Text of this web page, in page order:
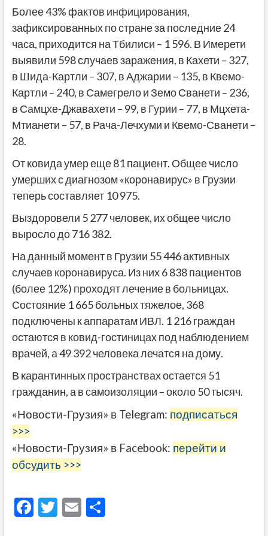
Более 43% фактов инфицирования,
зафиксированных по стране за последние 24
часа, приходится на Тбилиси – 1 596. В Имерети
выявили 598 случаев заражения, в Кахети – 327,
в Шида-Картли – 307, в Аджарии – 135, в Квемо-
Картли – 240, в Самегрело и Земо Сванети – 236,
в Самцхе-Джавахети – 99, в Гурии – 77, в Мцхета-
Мтианети – 57, в Рача-Лечхуми и Квемо-Сванети –
28.
От ковида умер еще 81 пациент. Общее число
умерших с диагнозом «коронавирус» в Грузии
теперь составляет 10 975.
Выздоровели 5 277 человек, их общее число
выросло до 716 382.
На данный момент в Грузии 55 446 активных
случаев коронавируса. Из них 6 838 пациентов
(более 12%) проходят лечение в больницах.
Состояние 1 665 больных тяжелое, 368
подключены к аппаратам ИВЛ. 1 216 граждан
остаются в ковид-гостиницах под наблюдением
врачей, а 49 392 человека лечатся на дому.
В карантинных пространствах остается 51
гражданин, а в самоизоляции – около 50 тысяч.
«Новости-Грузия» в Telegram: подписаться
>>>
«Новости-Грузия» в Facebook: перейти и
обсудить >>>
F T E О